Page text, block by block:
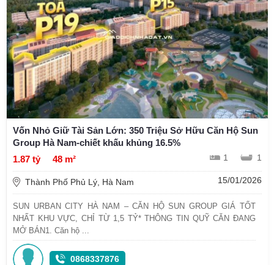
Vốn Nhỏ Giữ Tài Sản Lớn: 350 Triệu Sở Hữu Căn Hộ Sun
Group Hà Nam-chiết khấu khủng 16.5%
1.87 tỷ
48 m² 1 1
Thành Phố Phủ Lý, Hà Nam 15/01/2026
SUN URBAN CITY HÀ NAM – CĂN HỘ SUN GROUP GIÁ TỐT
NHẤT KHU VỰC, CHỈ TỪ 1,5 TỶ* THÔNG TIN QUỸ CĂN ĐANG
MỞ BÁN1. Căn hộ ...
0868337876